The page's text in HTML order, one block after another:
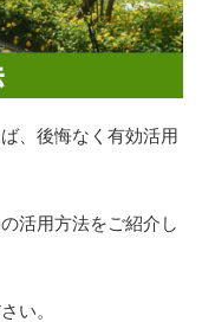
、後悔なく有効活用
活用方法をご紹介し
い。